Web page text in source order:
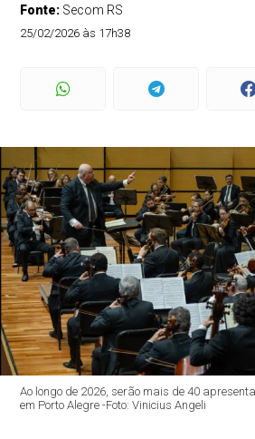
Fonte: Secom RS
25/02/2026 às 17h38
Ao longo de 2026, serão mais de 40
em Porto Alegre -Foto: Vinicius Angeli